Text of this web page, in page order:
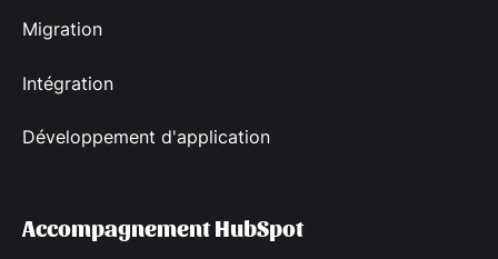
Migration
Intégration
Développement d'application
Accompagnement HubSpot